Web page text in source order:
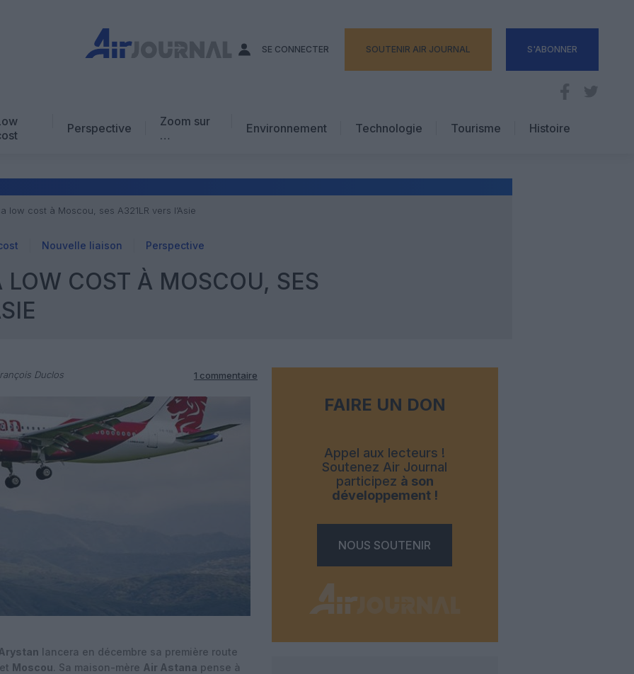
SE CONNECTER SOUTENIR AIR JOURNAL S'ABONNER
Perspective
Zoom sur
…
Avis d’expert
Environnement Technologie
Tourisme
Hôtellerie
Histoire
low cost à Moscou, ses A321LR vers l’Asie
Nouvelle liaison Perspective
COST À MOSCOU, SES
Duclos 1 commentaire
lancera en décembre sa première route
et Moscou. Sa maison-mère Air Astana pense à
FAIRE UN DON
Appel aux lecteurs !
Soutenez Air Journal
participez à son
développement !
NOUS SOUTENIR